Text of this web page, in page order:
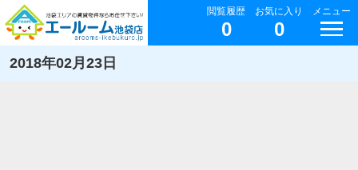
閲覧履歴
0
お気に入り
0
メニュー
2018年02月23日